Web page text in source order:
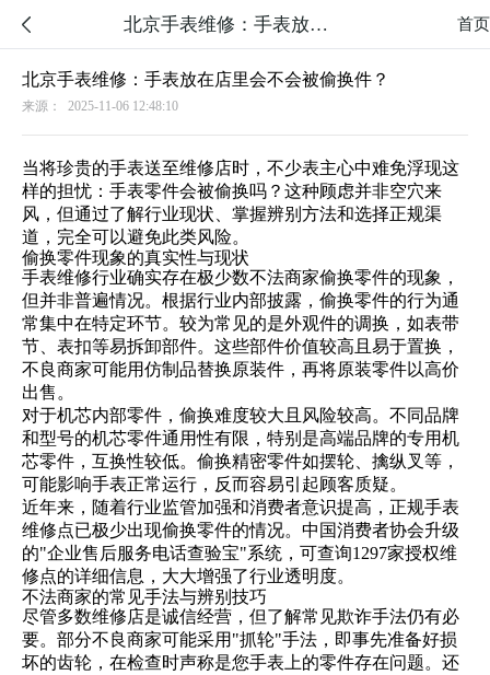
 首页
北京手表维修：手表放在店里会不会被偷换件？
北京手表维修：手表放在店里会不会被偷换件？
来源： 2025-11-06 12:48:10
当将珍贵的手表送至维修店时，不少表主心中难免浮现这
样的担忧：手表零件会被偷换吗？这种顾虑并非空穴来
风，但通过了解行业现状、掌握辨别方法和选择正规渠
道，完全可以避免此类风险。
偷换零件现象的真实性与现状
手表维修行业确实存在极少数不法商家偷换零件的现象，
但并非普遍情况。根据行业内部披露，偷换零件的行为通
常集中在特定环节。较为常见的是外观件的调换，如表带
节、表扣等易拆卸部件。这些部件价值较高且易于置换，
不良商家可能用仿制品替换原装件，再将原装零件以高价
出售。
对于机芯内部零件，偷换难度较大且风险较高。不同品牌
和型号的机芯零件通用性有限，特别是高端品牌的专用机
芯零件，互换性较低。偷换精密零件如摆轮、擒纵叉等，
可能影响手表正常运行，反而容易引起顾客质疑。
近年来，随着行业监管加强和消费者意识提高，正规手表
维修点已极少出现偷换零件的情况。中国消费者协会升级
的"企业售后服务电话查验宝"系统，可查询1297家授权维
修点的详细信息，大大增强了行业透明度。
不法商家的常见手法与辨别技巧
尽管多数维修店是诚信经营，但了解常见欺诈手法仍有必
要。部分不良商家可能采用"抓轮"手法，即事先准备好损
坏的齿轮，在检查时声称是您手表上的零件存在问题。还